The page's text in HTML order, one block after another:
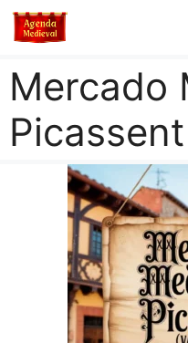
Saltar
Mercado
Picassent